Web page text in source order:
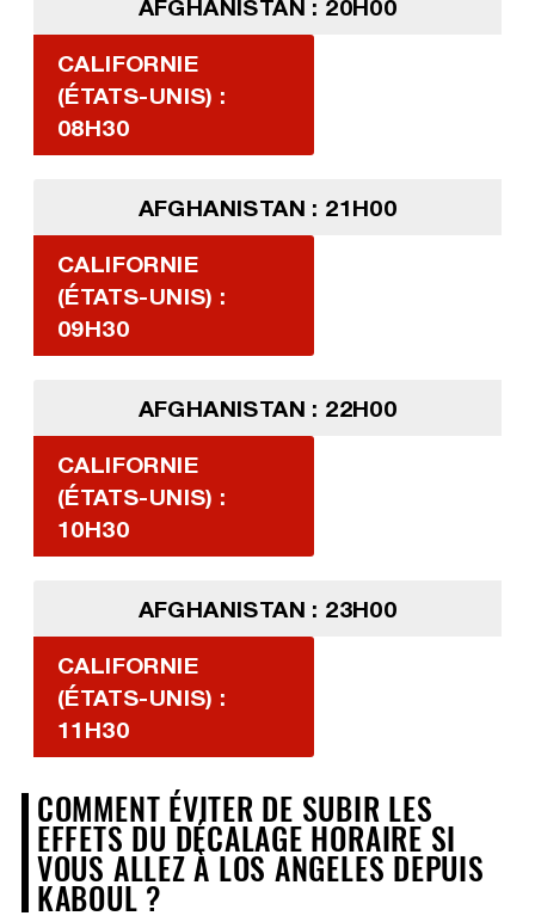
AFGHANISTAN : 20H00
CALIFORNIE
(ÉTATS-UNIS) :
08H30
AFGHANISTAN : 21H00
CALIFORNIE
(ÉTATS-UNIS) :
09H30
AFGHANISTAN : 22H00
CALIFORNIE
(ÉTATS-UNIS) :
10H30
AFGHANISTAN : 23H00
CALIFORNIE
(ÉTATS-UNIS) :
11H30
COMMENT ÉVITER DE SUBIR LES
EFFETS DU DÉCALAGE HORAIRE SI
VOUS ALLEZ À LOS ANGELES DEPUIS
KABOUL ?